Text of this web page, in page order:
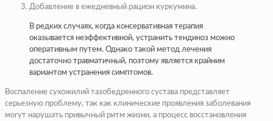
Добавление в ежедневный рацион куркумина.
В редких случаях, когда консервативная терапия
оказывается неэффективной, устранить тендиноз можно
оперативным путем. Однако такой метод лечения
достаточно травматичный, поэтому является крайним
вариантом устранения симптомов.
Воспаление сухожилий тазобедренного сустава представляет
серьезную проблему, так как клинические проявления заболевания
могут нарушать привычный ритм жизни, а процесс восстановления